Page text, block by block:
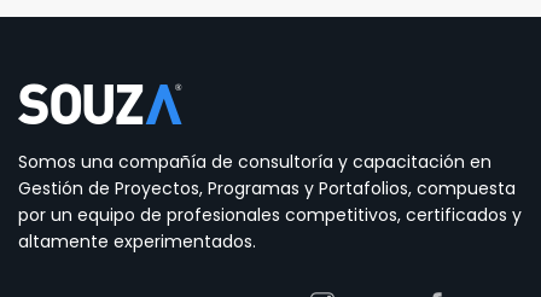
Somos una compañía de consultoría y capacitación en
Gestión de Proyectos, Programas y Portafolios, compuesta
por un equipo de profesionales competitivos, certificados y
altamente experimentados.